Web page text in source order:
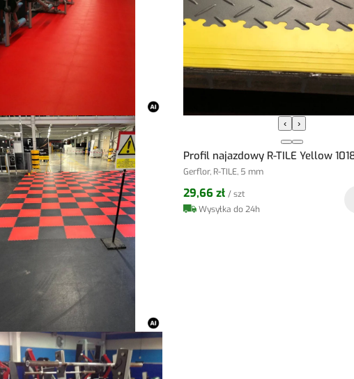
‹ ›
Profil najazdowy R-TILE Yellow
Gerflor, R-TILE, 5 mm
29,66 zł / szt
Wysyłka do 24h